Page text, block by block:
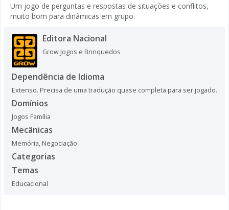
Um jogo de perguntas e respostas de situações e conflitos,
muito bom para dinâmicas em grupo.
Editora Nacional
Grow Jogos e Brinquedos
Dependência de Idioma
Extenso. Precisa de uma tradução quase completa para ser jogado.
Domínios
Jogos Família
Mecânicas
Memória, Negociação
Categorias
Temas
Educacional